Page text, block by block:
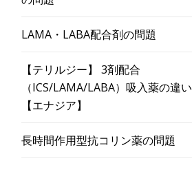
LAMA・LABA配合剤の問題
【テリルジー】 3剤配合
（ICS/LAMA/LABA）吸入薬の違い
【エナジア】
長時間作用型抗コリン薬の問題